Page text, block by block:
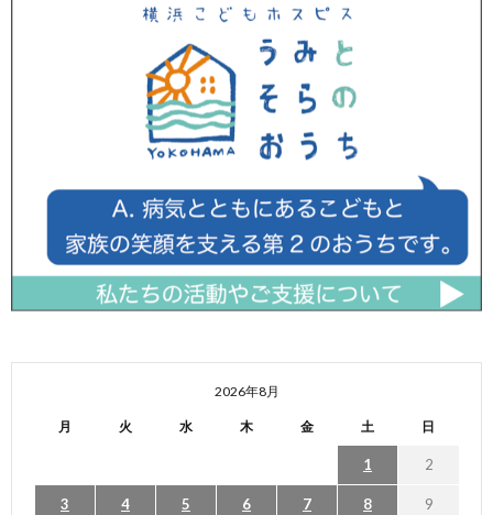
2026年8月
月 火 水 木 金 土 日
1 2
3 4 5 6 7 8 9